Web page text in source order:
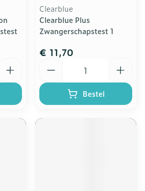
Clearblue
Clearblue Plus
Zwangerschapstest 1
€ 11,70
Bestel